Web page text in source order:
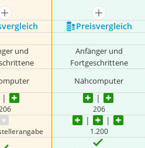
mehr anzeigen mehr anzeigen
Preis­vergleich
und
Anfänger und
Fortgeschrittene
Nähcomputer
206 206
1.200